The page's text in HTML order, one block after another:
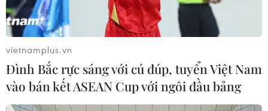
vietnamplus.vn
Đình Bắc rực sáng với cú đúp, tuyển Việt Nam
vào bán kết ASEAN Cup với ngôi đầu bảng